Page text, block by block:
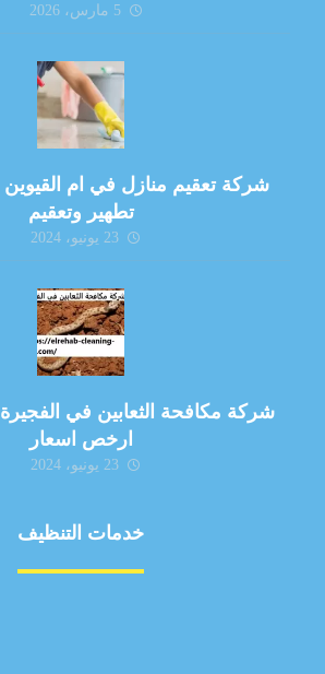
5 مارس، 2026
تطهير وتعقيم
23 يونيو، 2024
ارخص اسعار
23 يونيو، 2024
خدمات التنظيف